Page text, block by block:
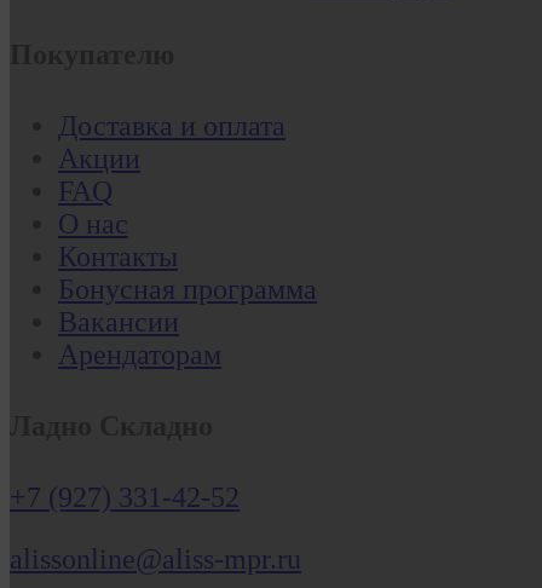
Доставка и оплата
Акции
FAQ
О нас
Контакты
Бонусная программа
Вакансии
Арендаторам
+7 (927) 331-42-52
alissonline@aliss-mpr.ru